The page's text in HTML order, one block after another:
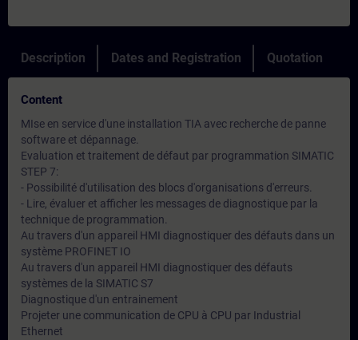
Description Dates and Registration Quotation
Content
MIse en service d'une installation TIA avec recherche de panne
software et dépannage.
Evaluation et traitement de défaut par programmation SIMATIC
STEP 7:
- Possibilité d'utilisation des blocs d'organisations d'erreurs.
- Lire, évaluer et afficher les messages de diagnostique par la
technique de programmation.
Au travers d'un appareil HMI diagnostiquer des défauts dans un
système PROFINET IO
Au travers d'un appareil HMI diagnostiquer des défauts
systèmes de la SIMATIC S7
Diagnostique d'un entrainement
Projeter une communication de CPU à CPU par Industrial
Ethernet